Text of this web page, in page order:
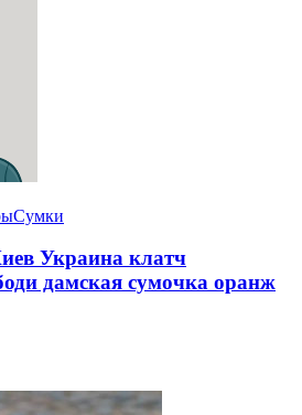
Сумки
Украина клатч
дамская сумочка оранж